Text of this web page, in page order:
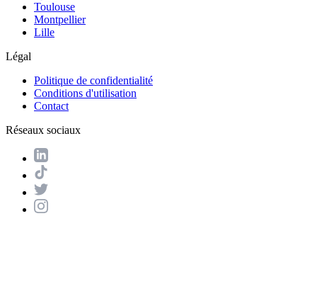
Toulouse
Montpellier
Lille
Légal
Politique de confidentialité
Conditions d'utilisation
Contact
Réseaux sociaux